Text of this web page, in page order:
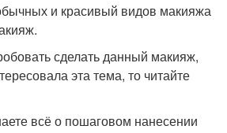
и красивый видов макияжа
сделать данный макияж,
эта тема, то читайте
всё о пошаговом нанесении